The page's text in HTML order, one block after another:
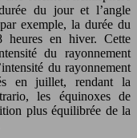
du jour et l’angle
exemple, la durée du
heures en hiver. Cette
du rayonnement
du rayonnement
en juillet, rendant la
les équinoxes de
plus équilibrée de la